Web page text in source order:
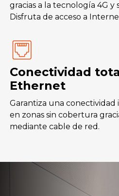
gracias a la tecnología 4G y
Disfruta de acceso a
Conectividad
Ethernet
Garantiza una
en zonas sin cobertura
mediante cable de red.